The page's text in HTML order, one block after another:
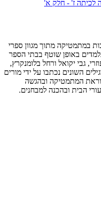
במתמטיקה מתוך מגוון ספרי
באופן שוטף בבתי הספר
גבי יקואל ורחל בלומנקרץ,
השונים נכתבו על ידי מורים
המתמטיקה ובהגשה
הבית ובהכנה למבחנים.